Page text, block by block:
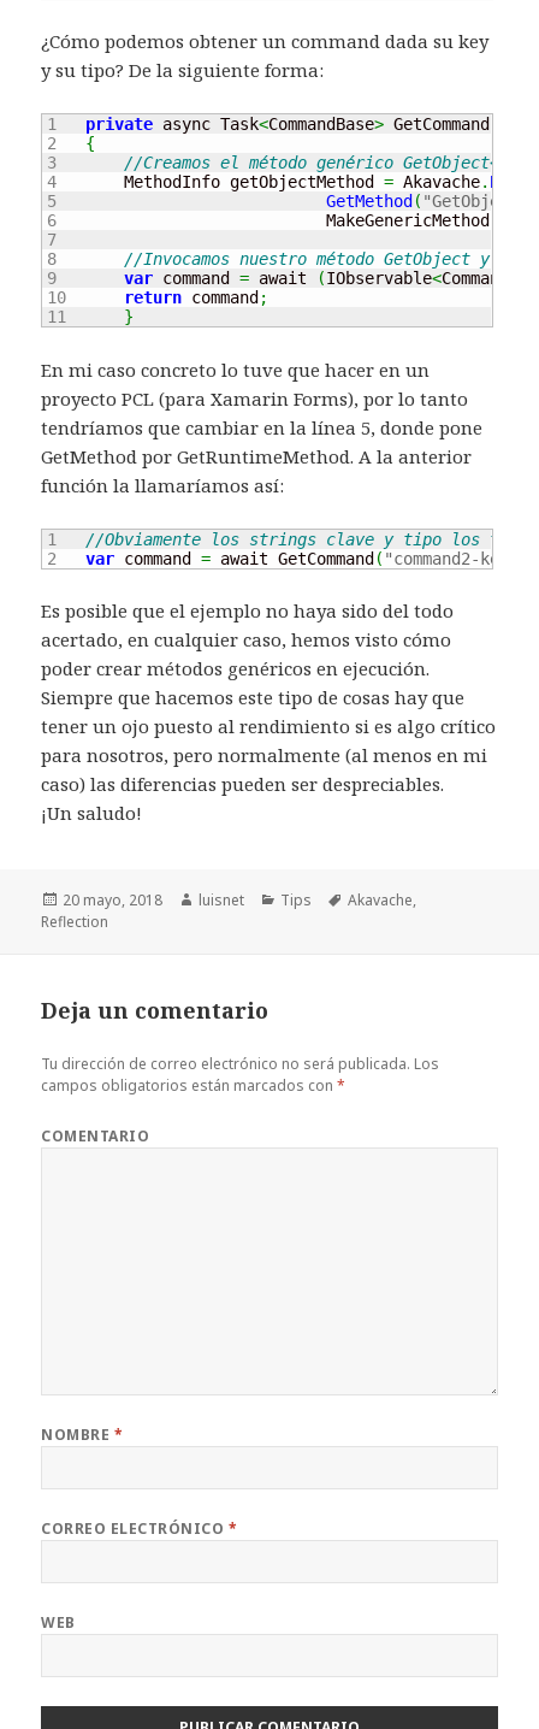
¿Cómo podemos obtener un command dada su key
y su tipo? De la siguiente forma:
1
2
3
4
5
6
7
8
9
10
private async Task<CommandBase> GetCommand
{
//Creamos el método genérico
        MethodInfo getObjectMethod
= Akavache.
GetMethod ( "GetObject"
                             MakeGenericMethod
//Invocamos nuestro método GetObject y lo
var command = await (IObservable<
return command ;
}
En mi caso concreto lo tuve que hacer en un
proyecto PCL (para Xamarin Forms), por lo tanto
tendríamos que cambiar en la línea 5, donde pone
GetMethod por GetRuntimeMethod. A la anterior
función la llamaríamos así:
1
//Obviamente los strings clave y tipo los
var command = await GetCommand ( "command2-key"
Es posible que el ejemplo no haya sido del todo
acertado, en cualquier caso, hemos visto cómo
poder crear métodos genéricos en ejecución.
Siempre que hacemos este tipo de cosas hay que
tener un ojo puesto al rendimiento si es algo crítico
para nosotros, pero normalmente (al menos en mi
caso) las diferencias pueden ser despreciables.
¡Un saludo!
Publicado
el
20 mayo, 2018 Autor
luisnet Categorías
Tips Etiquetas
Akavache,
Reflection
Deja un comentario
Tu dirección de correo electrónico no será publicada. Los
campos obligatorios están marcados con*
COMENTARIO
NOMBRE *
CORREO ELECTRÓNICO *
WEB